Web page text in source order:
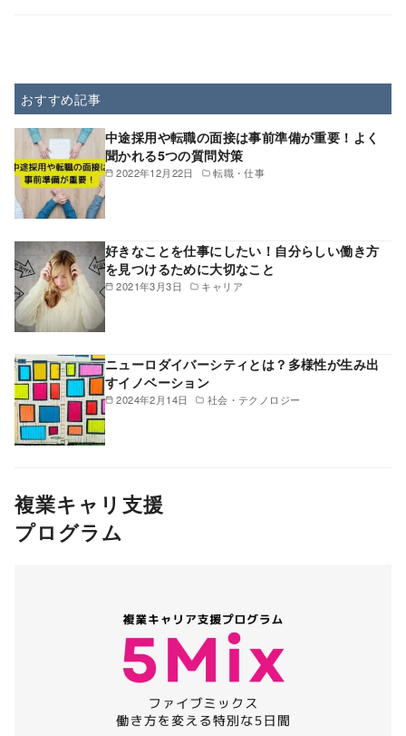
おすすめ記事
2022年12月22日 転職・仕事
中途採用や転職の面接は事前準備が重要！よく
聞かれる5つの質問対策
2021年3月3日 キャリア
好きなことを仕事にしたい！自分らしい働き方
を見つけるために大切なこと
2024年2月14日 社会・テクノロジー
ニューロダイバーシティとは？多様性が生み出
すイノベーション
複業キャリ支援
プログラム